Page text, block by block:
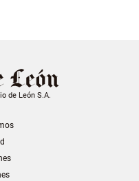
de León S.A.